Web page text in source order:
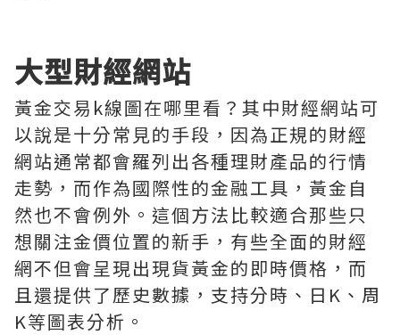
大型財經網站
黃金交易k線圖在哪里看？其中財經網站可
以說是十分常見的手段，因為正規的財經
網站通常都會羅列出各種理財產品的行情
走勢，而作為國際性的金融工具，黃金自
然也不會例外。這個方法比較適合那些只
想關注金價位置的新手，有些全面的財經
網不但會呈現出現貨黃金的即時價格，而
且還提供了歷史數據，支持分時、日K、周
K等圖表分析。